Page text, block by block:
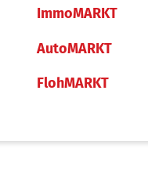
ImmoMARKT
AutoMARKT
FlohMARKT